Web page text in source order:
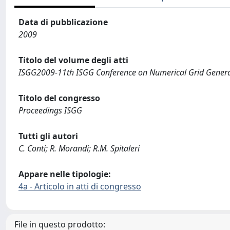
Data di pubblicazione
2009
Titolo del volume degli atti
ISGG2009-11th ISGG Conference on Numerical Grid
Titolo del congresso
Proceedings ISGG
Tutti gli autori
C. Conti; R. Morandi; R.M. Spitaleri
Appare nelle tipologie:
4a - Articolo in atti di congresso
File in questo prodotto: